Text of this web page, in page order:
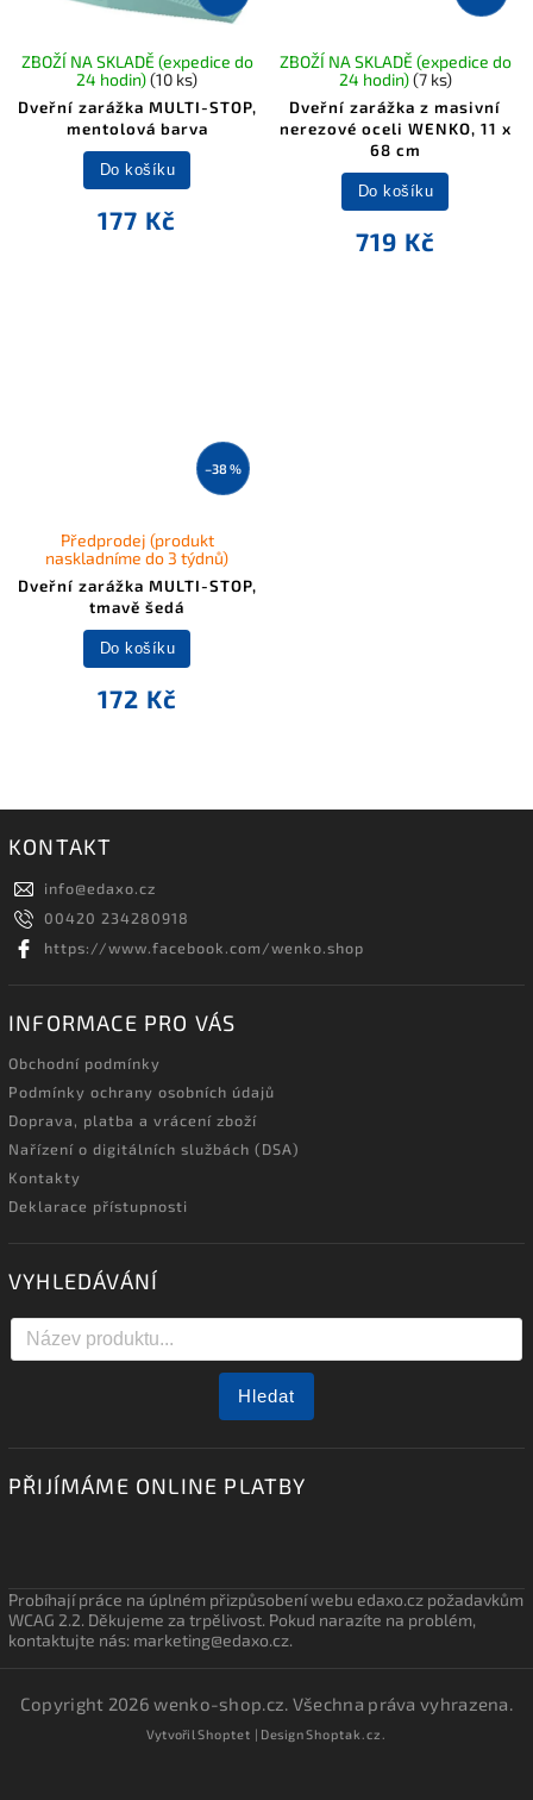
Dveřní zarážka MULTI-STOP,
mentolová barva
ZBOŽÍ NA SKLADĚ (expedice do
24 hodin)(10 ks)
177 Kč
Do košíku
Dveřní zarážka z masivní
nerezové oceli WENKO, 11 x
68 cm
ZBOŽÍ NA SKLADĚ (expedice do
24 hodin)(7 ks)
719 Kč
Do košíku
–38 %
Dveřní zarážka MULTI-STOP,
tmavě šedá
Předprodej (produkt
naskladníme do 3 týdnů)
172 Kč
Do košíku
KONTAKT
info@edaxo.cz
00420 234280918
https://www.facebook.com/wenko.shop
INFORMACE PRO VÁS
Obchodní podmínky
Podmínky ochrany osobních údajů
Doprava, platba a vrácení zboží
Nařízení o digitálních službách (DSA)
Kontakty
Deklarace přístupnosti
VYHLEDÁVÁNÍ
Hledat
PŘIJÍMÁME ONLINE PLATBY
Probíhají práce na úplném přizpůsobení webu edaxo.cz požadavkům
WCAG 2.2. Děkujeme za trpělivost. Pokud narazíte na problém,
kontaktujte nás: marketing@edaxo.cz.
Copyright 2026wenko-shop.cz. Všechna práva vyhrazena.
VytvořilShoptet | DesignShoptak.cz.